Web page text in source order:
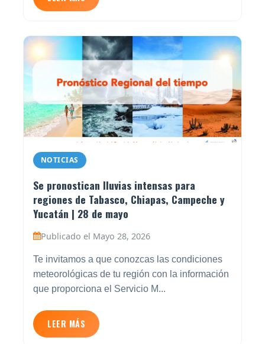
NOTICIAS
Se pronostican lluvias intensas para
regiones de Tabasco, Chiapas, Campeche y
Yucatán | 28 de mayo
Publicado el Mayo 28, 2026
Te invitamos a que conozcas las condiciones
meteorológicas de tu región con la información
que proporciona el Servicio M...
LEER MÁS